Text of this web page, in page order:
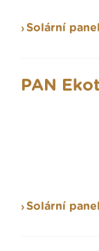
Solární
PAN
Solární